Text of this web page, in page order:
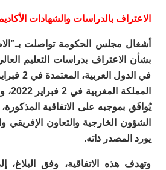
بالدراسات والشهادات الأكاديمية
مجلس الحكومة تواصلت بـ”الاطلاع على
بدراسات التعليم العالي
بموجبه على الاتفاقية المذكورة، قدّمهما
الخارجية والتعاون الإفريقي والمغاربة
ذاته.
هذه الاتفاقية، وفق البلاغ، إلى